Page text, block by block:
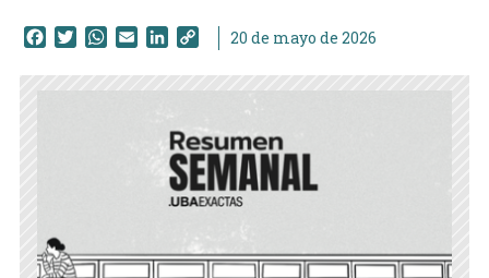
Facebook
TwitterWhatsApp
EmailLinkedIn
Copy20 de mayo de 2026